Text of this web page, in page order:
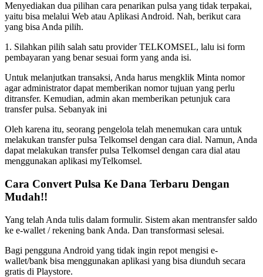
Menyediakan dua pilihan cara penarikan pulsa yang tidak terpakai,
yaitu bisa melalui Web atau Aplikasi Android. Nah, berikut cara
yang bisa Anda pilih.
1. Silahkan pilih salah satu provider TELKOMSEL, lalu isi form
pembayaran yang benar sesuai form yang anda isi.
Untuk melanjutkan transaksi, Anda harus mengklik Minta nomor
agar administrator dapat memberikan nomor tujuan yang perlu
ditransfer. Kemudian, admin akan memberikan petunjuk cara
transfer pulsa. Sebanyak ini
Oleh karena itu, seorang pengelola telah menemukan cara untuk
melakukan transfer pulsa Telkomsel dengan cara dial. Namun, Anda
dapat melakukan transfer pulsa Telkomsel dengan cara dial atau
menggunakan aplikasi myTelkomsel.
Cara Convert Pulsa Ke Dana Terbaru Dengan
Mudah!!
Yang telah Anda tulis dalam formulir. Sistem akan mentransfer saldo
ke e-wallet / rekening bank Anda. Dan transformasi selesai.
Bagi pengguna Android yang tidak ingin repot mengisi e-
wallet/bank bisa menggunakan aplikasi yang bisa diunduh secara
gratis di Playstore.